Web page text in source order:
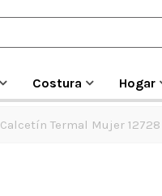
Costura Hogar
Calcetín Termal Mujer 12728